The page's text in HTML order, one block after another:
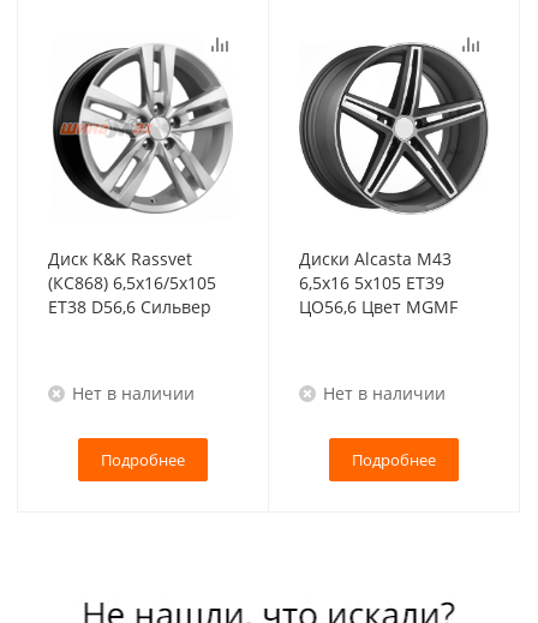
Диск K&K Rassvet
(КС868) 6,5x16/5x105
ET38 D56,6 Сильвер
Нет в наличии
Подробнее
Диски Alcasta M43
6,5x16 5x105 ET39
ЦО56,6 Цвет MGMF
Нет в наличии
Подробнее